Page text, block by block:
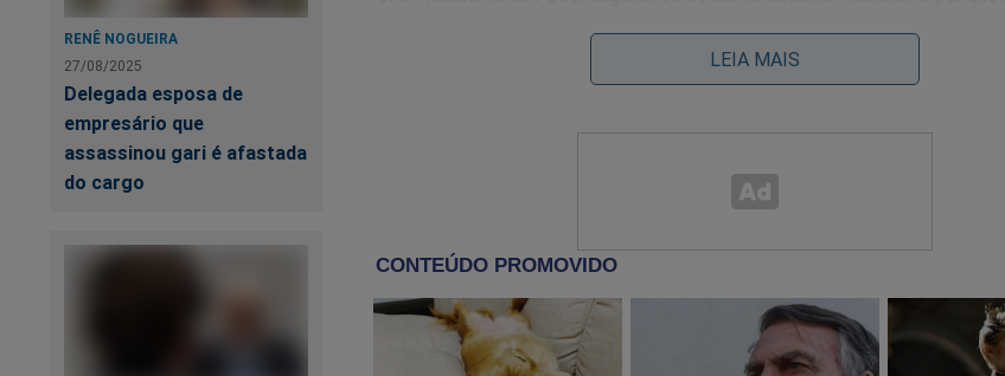
RENÊ NOGUEIRA
27/08/2025
Delegada esposa de
empresário que
assassinou gari é afastada
do cargo
O que não é Constitucional é aparelhar e inchar os cargos
Vice-Governadora. Eles são os catarinenses típicos e clássicos:
biografia sem máculas, gostam do trabalho, tem espírito público e ideal de
tiveram o apoio de Bolsonaro desde o primeiro minuto. Sem gestos
malandrinho de rodoviária.
LEIA MAIS